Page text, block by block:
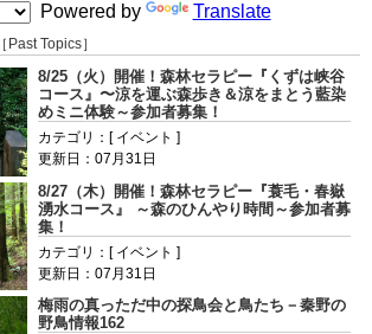
Powered by Translate
［Past Topics］
8/25（火）開催！森林セラピー『くずは峡谷
コース』〜涼を運ぶ森歩き＆涼をまとう藍染
めミニ体験～参加者募集！
カテゴリ：[ イベント ]
更新日：07月31日
8/27（木）開催！森林セラピー『蓑毛・春嶽
湧水コース』 ～森のひんやり時間～参加者募
集！
カテゴリ：[ イベント ]
更新日：07月31日
梅雨の真っただ中の探鳥会と鳥たち－秦野の
野鳥情報162